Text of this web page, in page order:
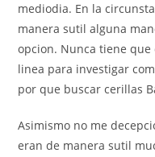
mediodia. En la
manera sutil alguna
opcion. Nunca tiene
linea para investigar
por que buscar cerillas
Asimismo no me
eran de manera sutil